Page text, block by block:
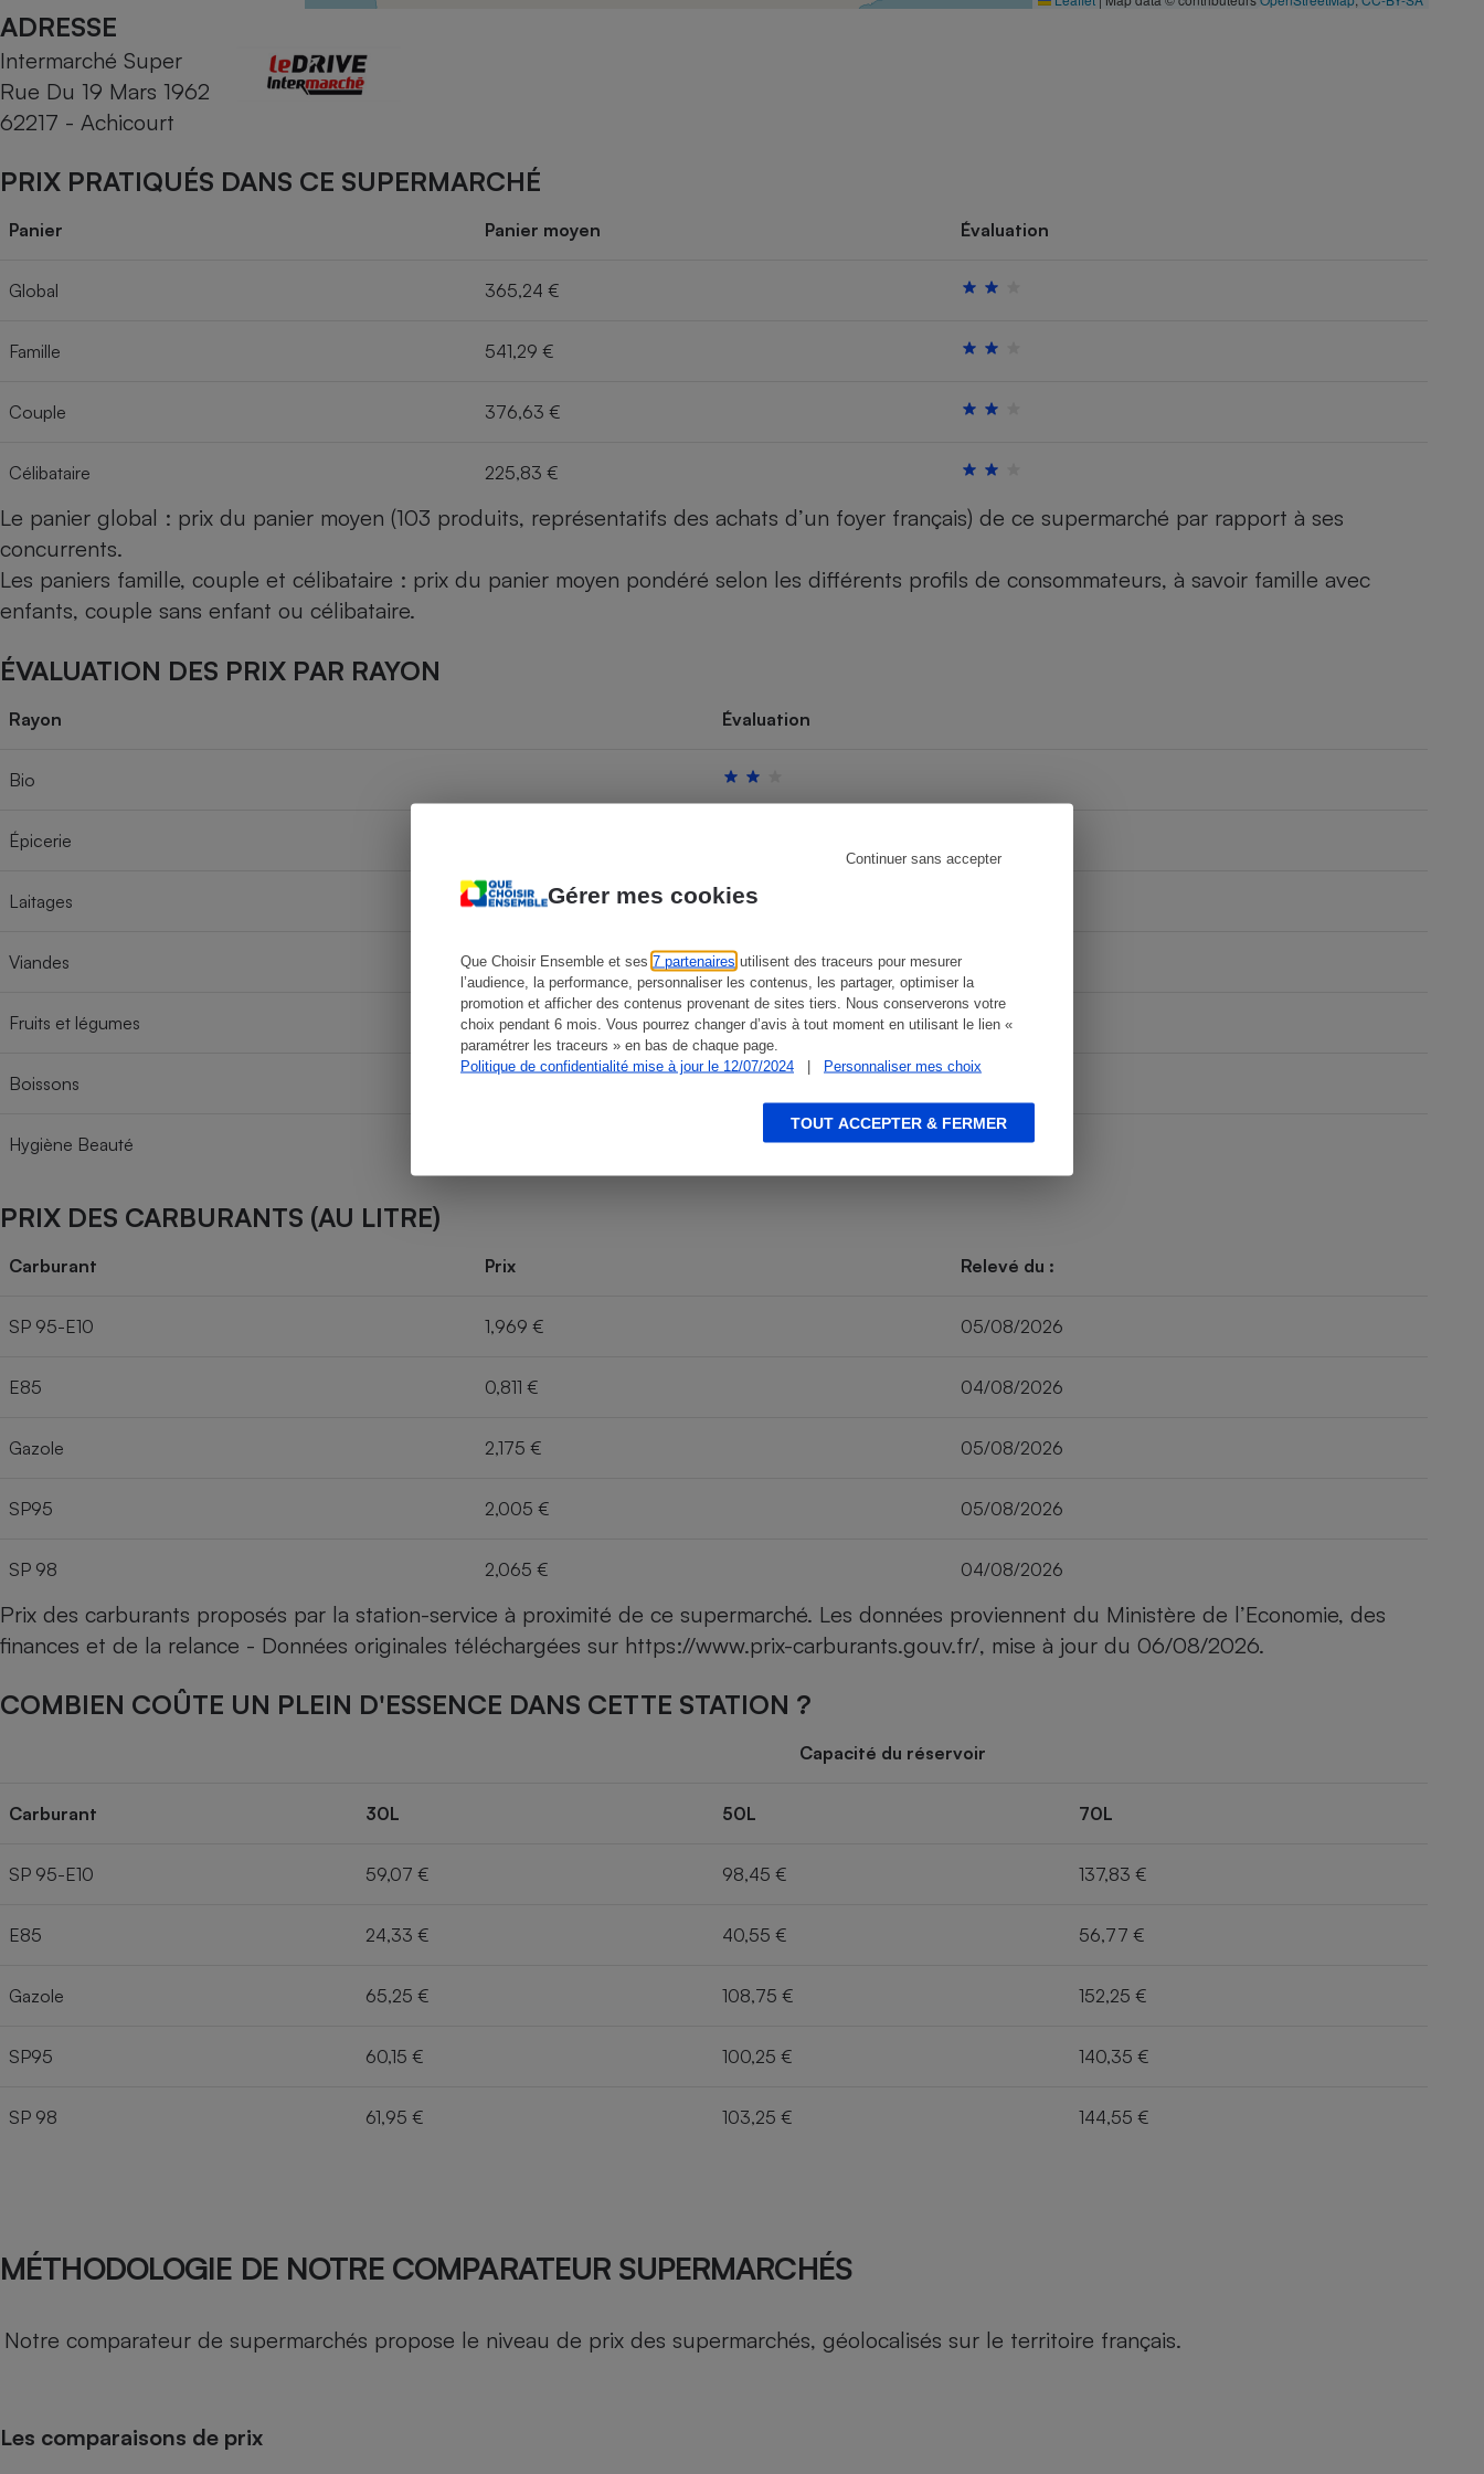
Gérer mes cookies
Que Choisir Ensemble et ses 7 partenaires utilisent des traceurs pour mesurer
l’audience, la performance, personnaliser les contenus, les partager, optimiser la
promotion et afficher des contenus provenant de sites tiers. Nous conserverons votre
choix pendant 6 mois. Vous pourrez changer d’avis à tout moment en utilisant le lien «
paramétrer les traceurs » en bas de chaque page.
Politique de confidentialité mise à jour le 12/07/2024
| Personnaliser mes choix
Continuer sans accepter
TOUT ACCEPTER & FERMER
ADRESSE
Intermarché Super
Rue Du 19 Mars 1962
62217 - Achicourt
PRIX PRATIQUÉS DANS CE SUPERMARCHÉ
Panier Panier moyen Évaluation
Global 365,24 €
Famille 541,29 €
Couple 376,63 €
Célibataire 225,83 €
Le panier global : prix du panier moyen (103 produits, représentatifs des achats d’un foyer français) de ce supermarché par rapport à ses
concurrents.
Les paniers famille, couple et célibataire : prix du panier moyen pondéré selon les différents profils de consommateurs, à savoir famille avec
enfants, couple sans enfant ou célibataire.
ÉVALUATION DES PRIX PAR RAYON
Rayon Évaluation
Bio
Épicerie
Laitages
Viandes
Fruits et légumes
Boissons
Hygiène Beauté
PRIX DES CARBURANTS (AU LITRE)
Carburant Prix Relevé du :
SP 95-E10 1,969 € 05/08/2026
E85 0,811 € 04/08/2026
Gazole 2,175 € 05/08/2026
SP95 2,005 € 05/08/2026
SP 98 2,065 € 04/08/2026
Prix des carburants proposés par la station-service à proximité de ce supermarché. Les données proviennent du Ministère de l’Economie, des
finances et de la relance - Données originales téléchargées sur https://www.prix-carburants.gouv.fr/, mise à jour du 06/08/2026.
COMBIEN COÛTE UN PLEIN D'ESSENCE DANS CETTE STATION ?
Capacité du réservoir
Carburant 30L 50L 70L
SP 95-E10 59,07 € 98,45 € 137,83 €
E85 24,33 € 40,55 € 56,77 €
Gazole 65,25 € 108,75 € 152,25 €
SP95 60,15 € 100,25 € 140,35 €
SP 98 61,95 € 103,25 € 144,55 €
MÉTHODOLOGIE DE NOTRE COMPARATEUR SUPERMARCHÉS
Notre comparateur de supermarchés propose le niveau de prix des supermarchés, géolocalisés sur le territoire français.
Les comparaisons de prix
Cafetière à expressos
Téléphone mobile -
Smartphone
Radiateur électrique